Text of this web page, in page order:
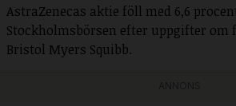
AstraZenecas aktie föll med 6,6
Stockholmsbörsen efter uppgifter om
Bristol Myers Squibb.